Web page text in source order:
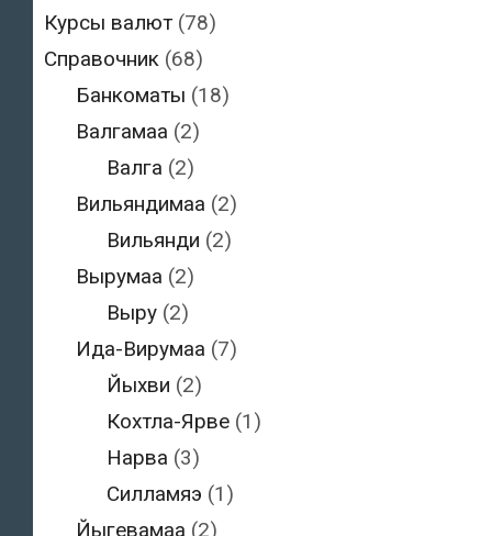
Курсы валют (78)
Справочник (68)
Банкоматы (18)
Валгамаа (2)
Валга (2)
Вильяндимаа (2)
Вильянди (2)
Вырумаа (2)
Выру (2)
Ида-Вирумаа (7)
Йыхви (2)
Кохтла-Ярве (1)
Нарва (3)
Силламяэ (1)
Йыгевамаа (2)